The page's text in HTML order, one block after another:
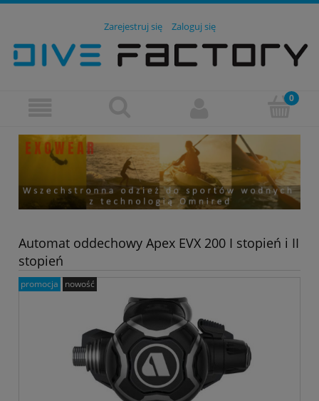
Zarejestruj się Zaloguj się
Automat oddechowy Apex EVX 200 I stopień i II
stopień
promocja nowość